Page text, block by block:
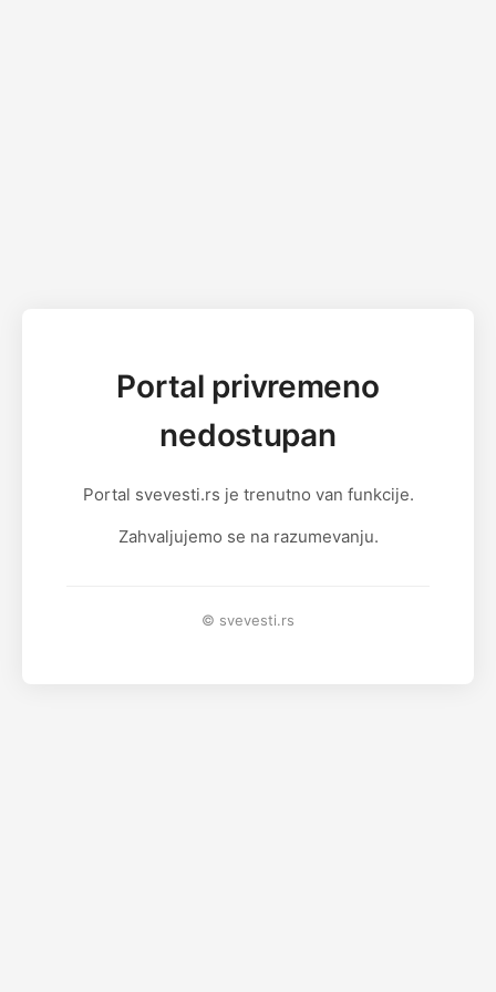
Portal privremeno
nedostupan
Portal svevesti.rs je trenutno van funkcije.
Zahvaljujemo se na razumevanju.
© svevesti.rs